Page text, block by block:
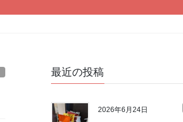
最近の投稿
2026年6月24日